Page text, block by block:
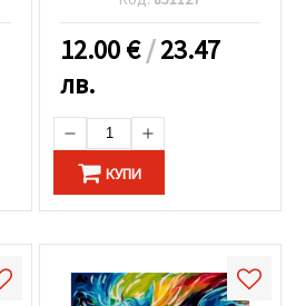
12.00€/23.47
лв.
КУПИ